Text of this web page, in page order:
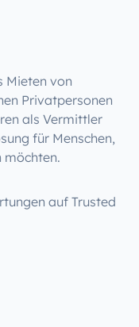
Mieten von
Privatpersonen
als Vermittler
für Menschen,
möchten.
auf Trusted